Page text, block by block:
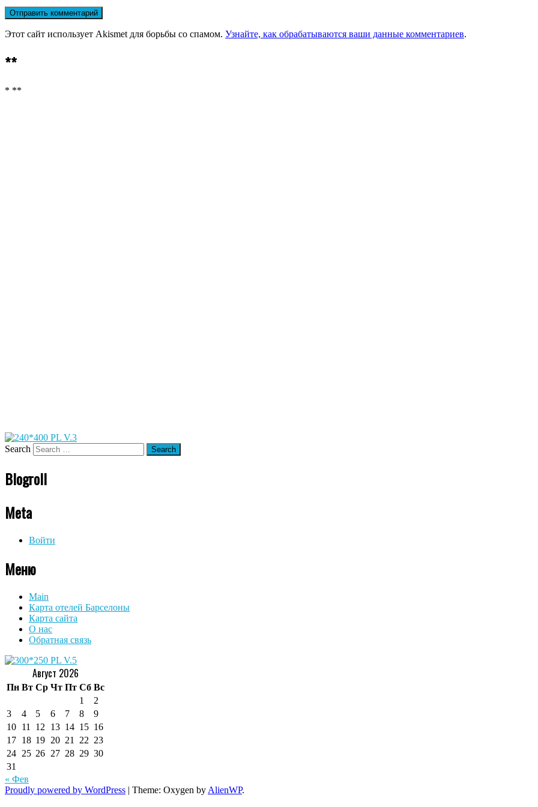
Этот сайт использует Akismet для борьбы со спамом. Узнайте, как обрабатываются ваши данные комментариев.
**
* **
Search
Blogroll
Meta
Войти
Меню
Main
Карта отелей Барселоны
Карта сайта
О нас
Обратная связь
Август 2026
Пн Вт Ср Чт Пт Сб Вс
1
2
3
4 5 6 7 8
9
10 11 12 13 14 15 16
17 18 19 20 21 22 23
24 25 26 27 28 29 30
31
« Фев
Proudly powered by WordPress | Theme: Oxygen by AlienWP.